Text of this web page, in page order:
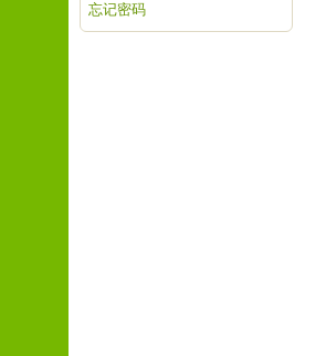
忘记密码